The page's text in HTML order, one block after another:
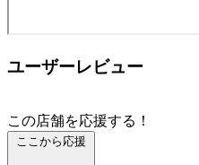
ユーザーレビュー
この店舗を応援する！
ここから応援